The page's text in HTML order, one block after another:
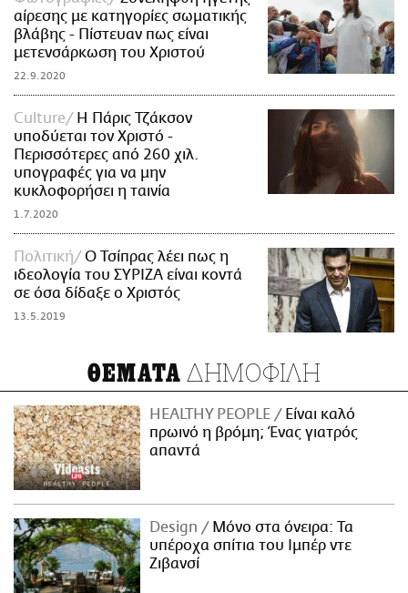
αίρεσης με κατηγορίες σωματικής
βλάβης - Πίστευαν πως είναι
μετενσάρκωση του Χριστού
22.9.2020
Culture
Η Πάρις Τζάκσον
υποδύεται τον Χριστό -
Περισσότερες από 260 χιλ.
υπογραφές για να μην
κυκλοφορήσει η ταινία
1.7.2020
Πολιτική
Ο Τσίπρας λέει πως η
ιδεολογία του ΣΥΡΙΖΑ είναι κοντά
σε όσα δίδαξε ο Χριστός
13.5.2019
ΘΕΜΑΤΑ ΔΗΜΟΦΙΛΗ
HEALTHY PEOPLE
Είναι καλό
πρωινό η βρόμη; Ένας γιατρός
απαντά
Design
Μόνο στα όνειρα: Τα
υπέροχα σπίτια του Ιμπέρ ντε
Ζιβανσί